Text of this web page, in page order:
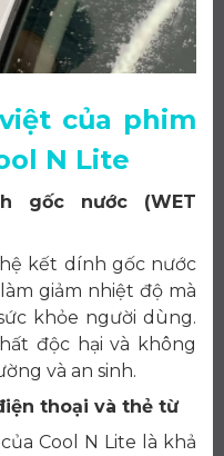
của phim
N Lite
gốc nước (WET
kết dính gốc nước
giảm nhiệt độ mà
khỏe người dùng.
độc hại và không
và an sinh.
thoại và thẻ từ
Cool N Lite là khả